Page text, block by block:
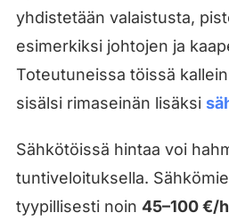
yhdistetään valaistusta,
esimerkiksi johtojen ja
Toteutuneissa töissä
sisälsi rimaseinän lisäksi
Sähkötöissä hintaa voi
tuntiveloituksella.
tyypillisesti noin 45–100 €/h